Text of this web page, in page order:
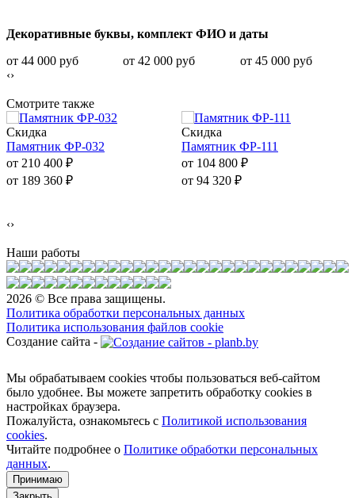
Декоративные буквы, комплект ФИО и даты
от 44 000 руб
от 42 000 руб
от 45 000 руб
‹›
Смотрите также
Скидка
Памятник ФР-032
от 210 400 ₽
от 189 360 ₽
Скидка
Памятник ФР-111
от 104 800 ₽
от 94 320 ₽
‹›
Наши работы
2026 © Все права защищены.
Политика обработки персональных данных
Политика использования файлов cookie
Создание сайта -
Мы обрабатываем cookies чтобы пользоваться веб-сайтом
было удобнее. Вы можете запретить обработку сookies в
настройках браузера.
Пожалуйста, ознакомьтесь с Политикой использования
cookies.
Читайте подробнее о Политике обработки персональных
данных.
Принимаю